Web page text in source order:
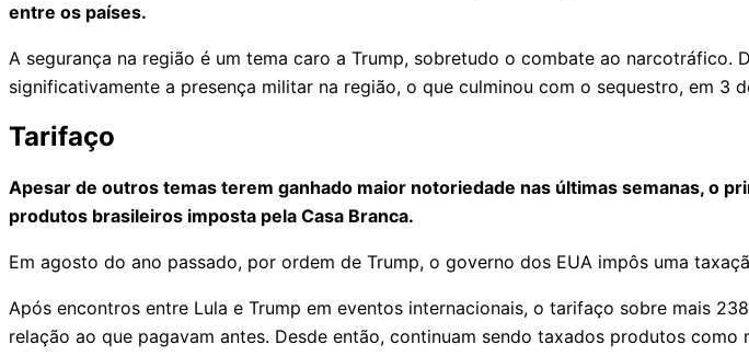
entre os países.
A segurança na região é um tema caro a Trump, sobretudo o combate ao
significativamente a presença militar na região, o que culminou com o sequestro, em
Tarifaço
Apesar de outros temas terem ganhado maior notoriedade nas últimas semanas, o
produtos brasileiros imposta pela Casa Branca.
Em agosto do ano passado, por ordem de Trump, o governo dos EUA impôs uma
Após encontros entre Lula e Trump em eventos internacionais, o tarifaço sobre mais
relação ao que pagavam antes. Desde então, continuam sendo taxados produtos como